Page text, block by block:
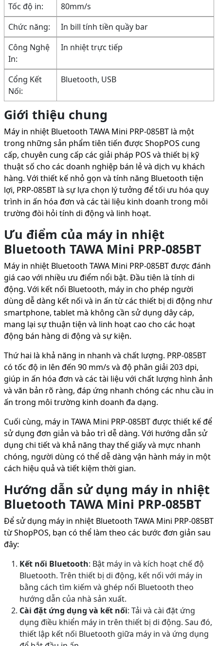
Tốc độ in:
80mm/s
Chức năng:
In bill tính tiền quầy bar
Công Nghệ
In:
In nhiệt trực tiếp
Cổng Kết
Nối:
Bluetooth, USB
Giới thiệu chung
Máy in nhiệt Bluetooth TAWA Mini PRP-085BT là một
trong những sản phẩm tiên tiến được ShopPOS cung
cấp, chuyên cung cấp các giải pháp POS và thiết bị kỹ
thuật số cho các doanh nghiệp bán lẻ và dịch vụ khách
hàng. Với thiết kế nhỏ gọn và tính năng Bluetooth tiện
lợi, PRP-085BT là sự lựa chọn lý tưởng để tối ưu hóa quy
trình in ấn hóa đơn và các tài liệu kinh doanh trong môi
trường đòi hỏi tính di động và linh hoạt.
Ưu điểm của máy in nhiệt
Bluetooth TAWA Mini PRP-085BT
Máy in nhiệt Bluetooth TAWA Mini PRP-085BT được đánh
giá cao với nhiều ưu điểm nổi bật. Đầu tiên là tính di
động. Với kết nối Bluetooth, máy in cho phép người
dùng dễ dàng kết nối và in ấn từ các thiết bị di động như
smartphone, tablet mà không cần sử dụng dây cáp,
mang lại sự thuận tiện và linh hoạt cao cho các hoạt
động bán hàng di động và sự kiện.
Thứ hai là khả năng in nhanh và chất lượng. PRP-085BT
có tốc độ in lên đến 90 mm/s và độ phân giải 203 dpi,
giúp in ấn hóa đơn và các tài liệu với chất lượng hình ảnh
và văn bản rõ ràng, đáp ứng nhanh chóng các nhu cầu in
ấn trong môi trường kinh doanh đa dạng.
Cuối cùng, máy in TAWA Mini PRP-085BT được thiết kế để
sử dụng đơn giản và bảo trì dễ dàng. Với hướng dẫn sử
dụng chi tiết và khả năng thay thế giấy và mực nhanh
chóng, người dùng có thể dễ dàng vận hành máy in một
cách hiệu quả và tiết kiệm thời gian.
Hướng dẫn sử dụng máy in nhiệt
Bluetooth TAWA Mini PRP-085BT
Để sử dụng máy in nhiệt Bluetooth TAWA Mini PRP-085BT
từ ShopPOS, bạn có thể làm theo các bước đơn giản sau
đây:
Kết nối Bluetooth: Bật máy in và kích hoạt chế độ
Bluetooth. Trên thiết bị di động, kết nối với máy in
bằng cách tìm kiếm và ghép nối Bluetooth theo
hướng dẫn của nhà sản xuất.
Cài đặt ứng dụng và kết nối: Tải và cài đặt ứng
dụng điều khiển máy in trên thiết bị di động. Sau đó,
thiết lập kết nối Bluetooth giữa máy in và ứng dụng